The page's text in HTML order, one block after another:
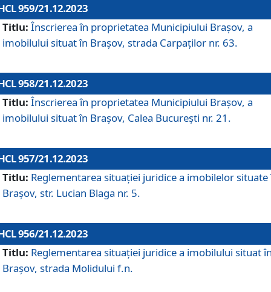
959/21.12.2023
Titlu: Înscrierea în proprietatea Municipiului Brașov, a
imobilului situat în Brașov, strada Carpaților nr. 63.
958/21.12.2023
Titlu: Înscrierea în proprietatea Municipiului Brașov, a
imobilului situat în Brașov, Calea București nr. 21.
957/21.12.2023
Titlu: Reglementarea situației juridice a imobilelor situate
Brașov, str. Lucian Blaga nr. 5.
956/21.12.2023
Titlu: Reglementarea situației juridice a imobilului situat
Brașov, strada Molidului f.n.